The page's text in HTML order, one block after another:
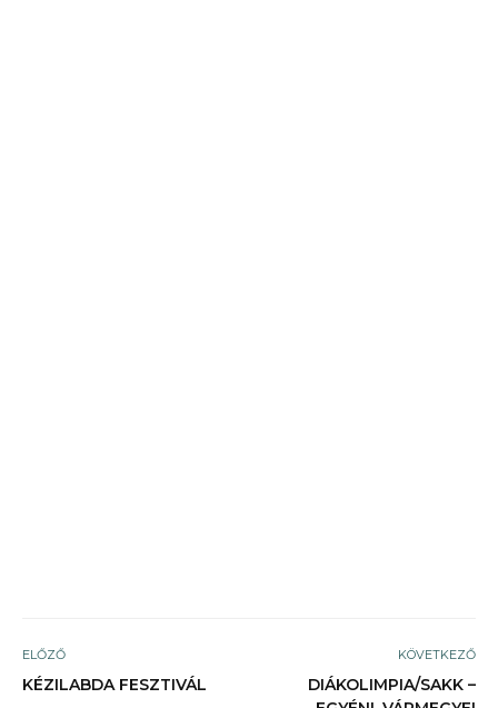
ELŐZŐ
KÉZILABDA FESZTIVÁL
KÖVETKEZŐ
DIÁKOLIMPIA/SAKK –